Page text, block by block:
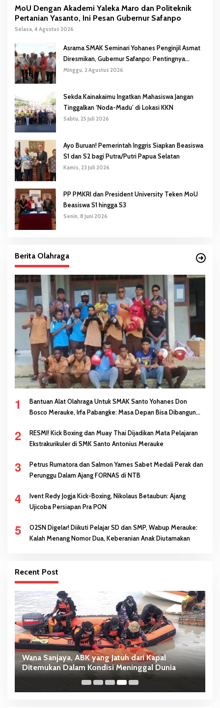
MoU Dengan Akademi Yaleka Maro dan Politeknik
Pertanian Yasanto, Ini Pesan Gubernur Safanpo
Selasa, 4 Agustus 2026
Asrama SMAK Seminari Yohanes Penginjil Asmat
Diresmikan, Gubernur Safanpo: Pentingnya
Pendidikan Karakter
Minggu, 2 Agustus 2026
Sekda Kainakaimu Ingatkan Mahasiswa Jangan
Tinggalkan ‘Noda-Madu’ di Lokasi KKN
Sabtu, 25 Juli 2026
Ayo Buruan! Pemerintah Inggris Siapkan Beasiswa
S1 dan S2 bagi Putra/Putri Papua Selatan
Kamis, 23 Juli 2026
PP PMKRI dan President University Teken MoU
Beasiswa S1 hingga S3
Senin, 8 Juni 2026
Berita Olahraga
1
Bantuan Alat Olahraga Untuk SMAK Santo Yohanes Don
Bosco Merauke, Irfa Pabangke: Masa Depan Bisa Dibangun
2
RESMI! Kick Boxing dan Muay Thai Dijadikan Mata Pelajaran
Ekstrakurikuler di SMK Santo Antonius Merauke
3
Petrus Rumatora dan Salmon Yames Sabet Medali Perak dan
Perunggu Dalam Ajang FORNAS di NTB
4
Ivent Redy Jogja Kick-Boxing, Nikolaus Betaubun: Ajang
Ujicoba Persiapan Pra PON
5
O2SN Digelar! Diikuti Pelajar SD dan SMP, Wabup Merauke:
Kalah Menang Nomor Dua, Keberanian Anak Diutamakan
Recent Post
Wana Sanjaya, ABK yang Jatuh dari Kapal
Ditemukan Dalam Kondisi Meninggal Dunia